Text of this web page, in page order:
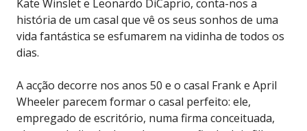
Kate Winslet e Leonardo DiCaprio, conta-nos a
história de um casal que vê os seus sonhos de uma
vida fantástica se esfumarem na vidinha de todos os
dias.
A acção decorre nos anos 50 e o casal Frank e April
Wheeler parecem formar o casal perfeito: ele,
empregado de escritório, numa firma conceituada,